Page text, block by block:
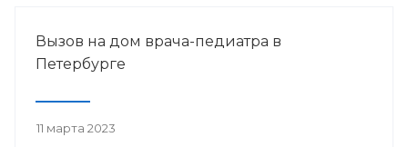
Вызов на дом врача-педиатра в
Петербурге
11 марта 2023